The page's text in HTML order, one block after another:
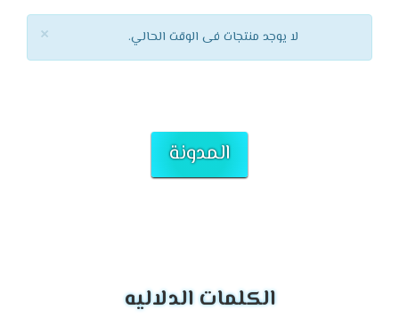
× لا يوجد منتجات فى الوقت الحالي.
المدونة
الكلمات الدلاليه